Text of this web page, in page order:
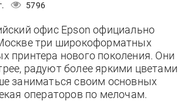
5796
офис Epson официально
три широкоформатных
принтера нового поколения. Они
радуют более яркими цветами
заниматься своим основных
операторов по мелочам.